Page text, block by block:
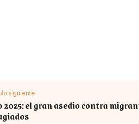
siguiente
2025: el gran asedio contra